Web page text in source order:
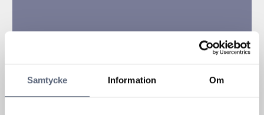
Samtycke Information Om